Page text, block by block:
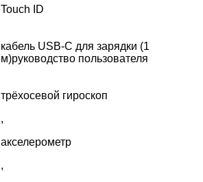
Touch ID
кабель USB‑C для зарядки (1
м)руководство пользователя
трёхосевой гироскоп
,
акселерометр
,